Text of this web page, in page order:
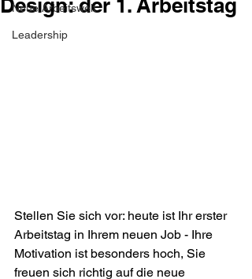
Neue Arbeitswelt
Leadership
Design: der 1. Arbeitstag
Stellen Sie sich vor: heute ist Ihr erster
Arbeitstag in Ihrem neuen Job - Ihre
Motivation ist besonders hoch, Sie
freuen sich richtig auf die neue